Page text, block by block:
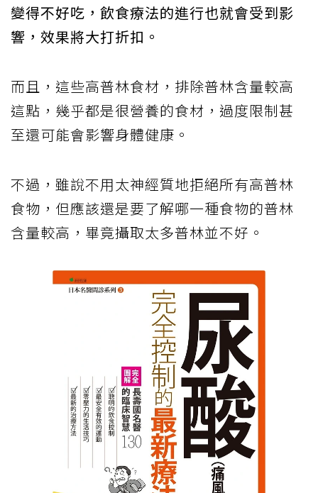
變得不好吃，飲食療法的進行也就會受到影
響，效果將大打折扣。
而且，這些高普林食材，排除普林含量較高
這點，幾乎都是很營養的食材，過度限制甚
至還可能會影響身體健康。
不過，雖說不用太神經質地拒絕所有高普林
食物，但應該還是要了解哪一種食物的普林
含量較高，畢竟攝取太多普林並不好。